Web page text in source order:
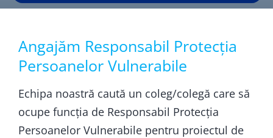
Angajăm Responsabil Protecția
Persoanelor Vulnerabile
Echipa noastră caută un coleg/colegă care să
ocupe funcția de Responsabil Protecția
Persoanelor Vulnerabile pentru proiectul de